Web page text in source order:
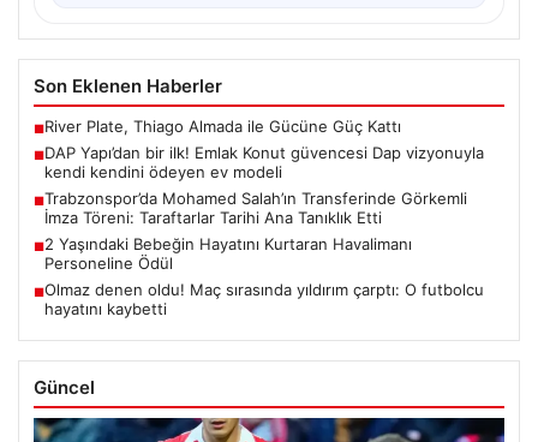
Son Eklenen Haberler
■River Plate, Thiago Almada ile Gücüne Güç Kattı
■DAP Yapı’dan bir ilk! Emlak Konut güvencesi Dap vizyonuyla
kendi kendini ödeyen ev modeli
■Trabzonspor’da Mohamed Salah’ın Transferinde Görkemli
İmza Töreni: Taraftarlar Tarihi Ana Tanıklık Etti
■2 Yaşındaki Bebeğin Hayatını Kurtaran Havalimanı
Personeline Ödül
■Olmaz denen oldu! Maç sırasında yıldırım çarptı: O futbolcu
hayatını kaybetti
Güncel